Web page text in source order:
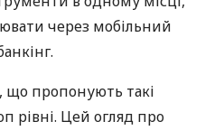
через мобільний
пропонують такі
рівні. Цей огляд про